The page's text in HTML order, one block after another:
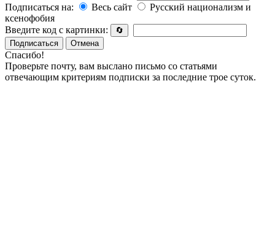
Подписаться на:
Весь сайт
Русский национализм и
ксенофобия
Введите код с картинки:
🔄
Подписаться
Отмена
Спасибо!
Проверьте почту, вам выслано письмо со статьями
отвечающим критериям подписки за последние трое суток.